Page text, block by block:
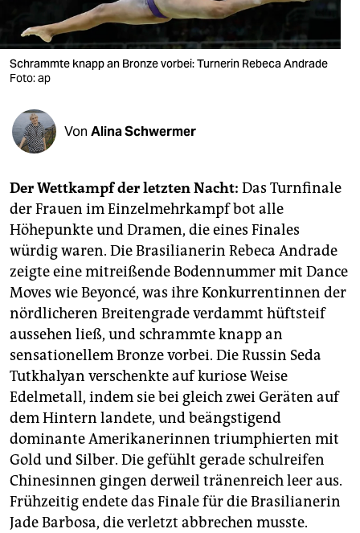
wahrheit
verlag
verlag
veranstaltungen
shop
unterstützen
abo
genossenschaft
epaper login
Schrammte knapp an Bronze vorbei: Turnerin Rebeca Andrade
Foto: ap
Von Alina Schwermer
Der Wettkampf der letzten Nacht: Das Turnfinale
der Frauen im Einzelmehrkampf bot alle
Höhepunkte und Dramen, die eines Finales
würdig waren. Die Brasilianerin Rebeca Andrade
zeigte eine mitreißende Bodennummer mit Dance
Moves wie Beyoncé, was ihre Konkurrentinnen der
nördlicheren Breitengrade verdammt hüftsteif
aussehen ließ, und schrammte knapp an
sensationellem Bronze vorbei. Die Russin Seda
Tutkhalyan verschenkte auf kuriose Weise
Edelmetall, indem sie bei gleich zwei Geräten auf
dem Hintern landete, und beängstigend
dominante Amerikanerinnen triumphierten mit
Gold und Silber. Die gefühlt gerade schulreifen
Chinesinnen gingen derweil tränenreich leer aus.
Frühzeitig endete das Finale für die Brasilianerin
Jade Barbosa, die verletzt abbrechen musste.